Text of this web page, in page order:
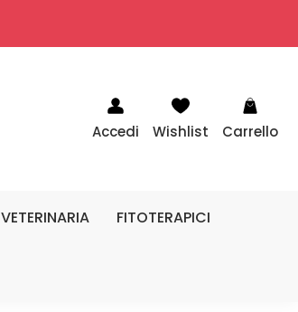
Accedi Wishlist Carrello
VETERINARIA FITOTERAPICI